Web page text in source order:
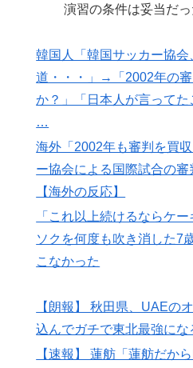
演習の条件は妥当だっ
韓国人「韓国サッカー協会
道・・・」→「2002年の
か？」「日本人が言ってた
…
海外「2002年も審判を買
ー協会による国際試合の審
【海外の反応】
「これ以上続けるならケ
ソクを何度も吹き消した7
こなかった
【朗報】 秋田県、UAEの
込んでガチで東北最強にな
【速報】 蓮舫「蓮舫だか